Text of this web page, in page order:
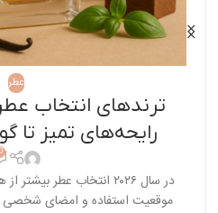
عطر
رایحه‌های تمیز تا
در سال ۲۰۲۶ انتخاب عطر
موقعیت استفاده و امضای